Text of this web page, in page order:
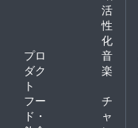
活
性
化
プロ
ダク
ト
音
楽
フー
ド・
チ
ャ